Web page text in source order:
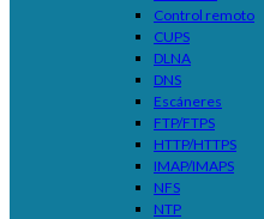
Control remoto
CUPS
DLNA
DNS
Escáneres
FTP/FTPS
HTTP/HTTPS
IMAP/IMAPS
NFS
NTP